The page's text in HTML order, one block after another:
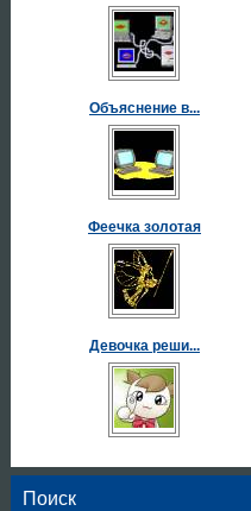
Объяснение в...
Феечка золотая
Девочка реши...
Поиск